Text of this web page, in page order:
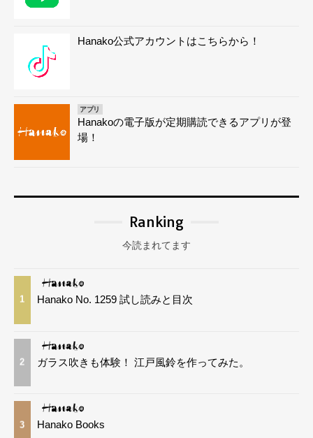
Hanako公式アカウントはこちらから！
アプリ
Hanakoの電子版が定期購読できるアプリが登
場！
Ranking
今読まれてます
1 Hanako No. 1259 試し読みと目次
2 ガラス吹きも体験！ 江戸風鈴を作ってみた。
3 Hanako Books